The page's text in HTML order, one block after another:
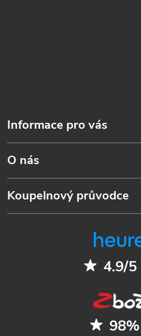
Informace pro vás
O nás
Koupelnový průvodce
4.9/5
98%